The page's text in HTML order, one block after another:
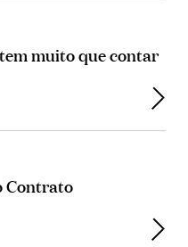
muito que contar
Contrato